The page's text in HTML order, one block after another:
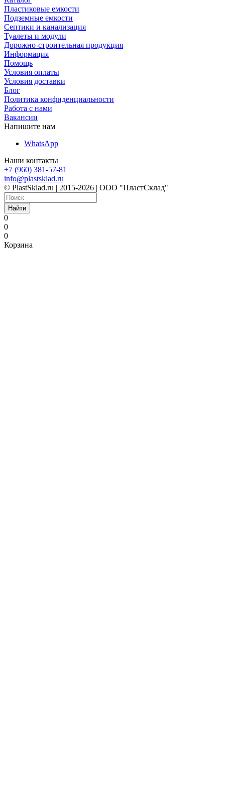
Пластиковые емкости
Подземные емкости
Септики и канализация
Туалеты и модули
Дорожно-строительная продукция
Информация
Помощь
Условия оплаты
Условия доставки
Блог
Политика конфиденциальности
Работа с нами
Вакансии
Напишите нам
WhatsApp
Наши контакты
+7 (960) 381-57-81
info@plastsklad.ru
© PlastSklad.ru | 2015-2026 | ООО "ПластСклад"
Найти
0
0
0
Корзина